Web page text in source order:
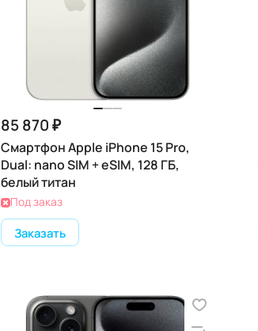
85 870 ₽
Смартфон Apple iPhone 15 Pro,
Dual: nano SIM + eSIM, 128 ГБ,
белый титан
Под заказ
Заказать